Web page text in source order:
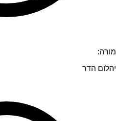
מורה:
יהלום הדר